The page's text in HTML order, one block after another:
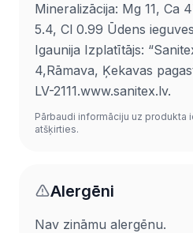
Mineralizācija: Mg 11, Ca
5.4, Cl 0.99 Ūdens
Igaunija Izplatītājs:
4,Rāmava, Ķekavas
LV-2111.www.sanitex.lv.
Pārbaudi informāciju uz produkta
atšķirties.
Alergēni
Nav zināmu alergēnu.